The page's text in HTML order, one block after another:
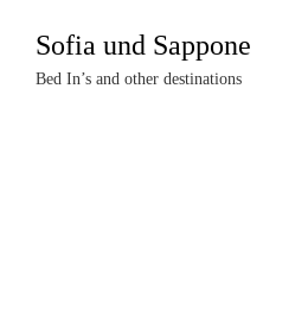
Inhalt
springen
Sofia und Sappone
Bed In’s and other destinations